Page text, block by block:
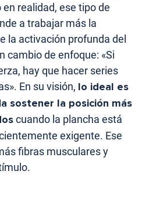
realidad, ese tipo de
a trabajar más la
la activación profunda del
cambio de enfoque: «Si
hay que hacer series
En su visión, lo ideal es
sostener la posición más
cuando la plancha está
exigente. Ese
fibras musculares y